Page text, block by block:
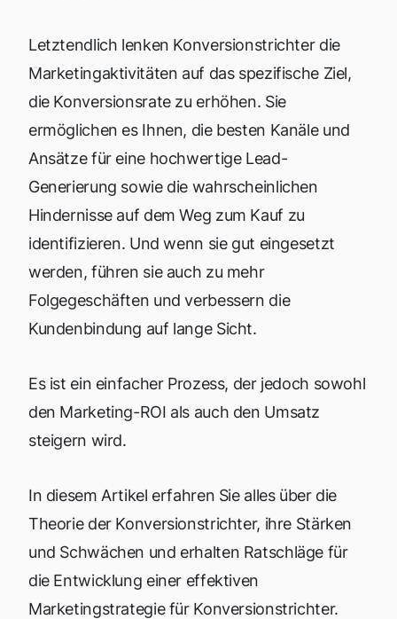
Letztendlich lenken Konversionstrichter die
Marketingaktivitäten auf das spezifische Ziel,
die Konversionsrate zu erhöhen. Sie
ermöglichen es Ihnen, die besten Kanäle und
Ansätze für eine hochwertige Lead-
Generierung sowie die wahrscheinlichen
Hindernisse auf dem Weg zum Kauf zu
identifizieren. Und wenn sie gut eingesetzt
werden, führen sie auch zu mehr
Folgegeschäften und verbessern die
Kundenbindung auf lange Sicht.
Es ist ein einfacher Prozess, der jedoch sowohl
den Marketing-ROI als auch den Umsatz
steigern wird.
In diesem Artikel erfahren Sie alles über die
Theorie der Konversionstrichter, ihre Stärken
und Schwächen und erhalten Ratschläge für
die Entwicklung einer effektiven
Marketingstrategie für Konversionstrichter.